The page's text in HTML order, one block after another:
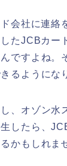
会社に連絡
たJCBカー
ですよね。
るようにな
、オゾン水
したら、
かもしれま